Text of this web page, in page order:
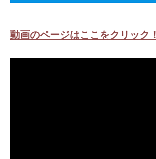
動画のページはここをクリック！